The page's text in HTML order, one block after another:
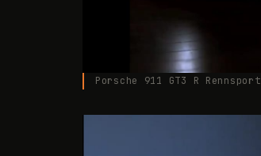
Porsche 911 GT3 R Rennsport